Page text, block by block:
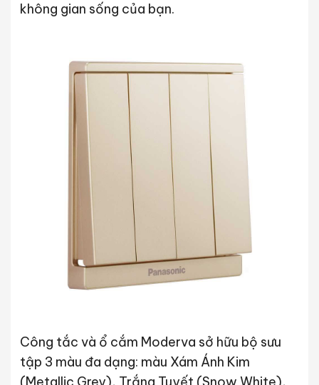
không gian sống của bạn.
Công tắc và ổ cắm Moderva sở hữu bộ sưu
tập 3 màu đa dạng: màu Xám Ánh Kim
(Metallic Grey), Trắng Tuyết (Snow White),